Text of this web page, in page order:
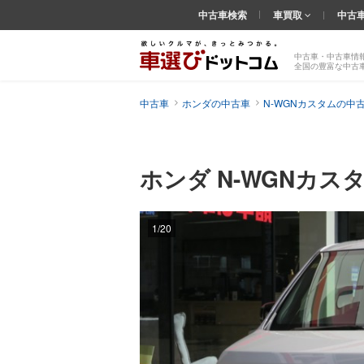
中古車・中古車情
全国の豊富な中古
中古車検索 車買取 中古
中古車 ホンダの中古車 N-WGNカスタムの中
ホンダ N-WGNカス
1/20
画像